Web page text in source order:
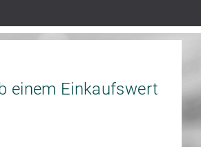
einem Einkaufswert